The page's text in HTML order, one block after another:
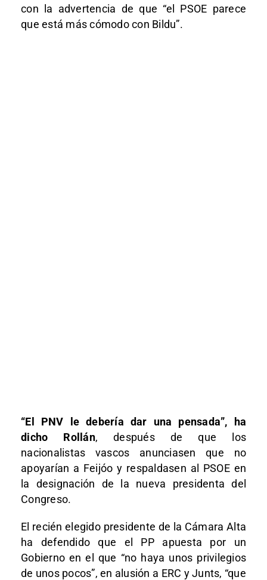
con la advertencia de que “el PSOE parece
que está más cómodo con Bildu”.
“El PNV le debería dar una pensada”, ha
dicho Rollán, después de que los
nacionalistas vascos anunciasen que no
apoyarían a Feijóo y respaldasen al PSOE en
la designación de la nueva presidenta del
Congreso.
El recién elegido presidente de la Cámara Alta
ha defendido que el PP apuesta por un
Gobierno en el que “no haya unos privilegios
de unos pocos”, en alusión a ERC y Junts, “que